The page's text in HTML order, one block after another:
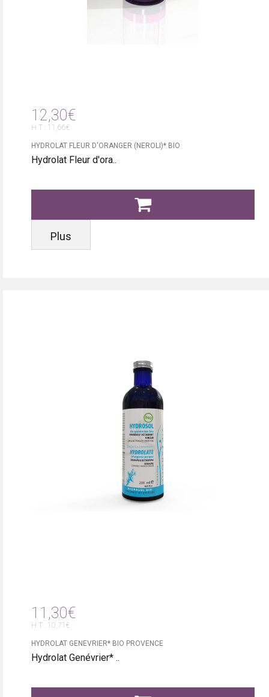
12,30€
H.T : 11,66€
HYDROLAT FLEUR D'ORANGER (NEROLI)* BIO
Hydrolat Fleur d'ora..
Plus
11,30€
H.T : 10,71€
HYDROLAT GENEVRIER* BIO PROVENCE
Hydrolat Genévrier* ..